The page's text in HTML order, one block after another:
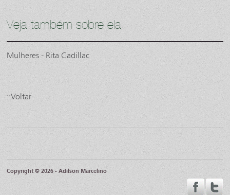
Veja também sobre ela
Mulheres - Rita Cadillac
::Voltar
Copyright © 2026 - Adilson Marcelino